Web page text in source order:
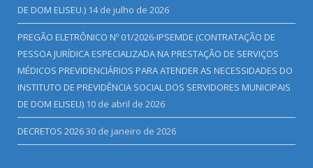
DE DOM ELISEU.) 14 de julho de 2026
PREGÃO ELETRÔNICO Nº 01/2026-IPSEMDE (CONTRATAÇÃO DE
PESSOA JURÍDICA ESPECIALIZADA NA PRESTAÇÃO DE SERVIÇOS
MÉDICOS PREVIDENCIÁRIOS PARA ATENDER AS NECESSIDADES DO
INSTITUTO DE PREVIDÊNCIA SOCIAL DOS SERVIDORES MUNICIPAIS
DE DOM ELISEU) 10 de abril de 2026
DECRETOS 202630 de janeiro de 2026